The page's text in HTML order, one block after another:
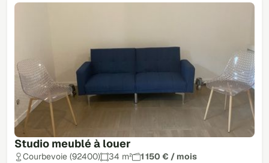
Studio meublé à louer
Courbevoie (92400) 34 m² 1 150 € / mois